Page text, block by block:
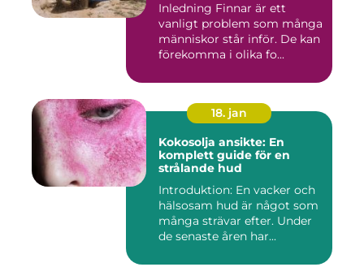
Inledning Finnar är ett
vanligt problem som många
människor står inför. De kan
förekomma i olika fo...
18. jan
Kokosolja ansikte: En
komplett guide för en
strålande hud
Introduktion: En vacker och
hälsosam hud är något som
många strävar efter. Under
de senaste åren har...